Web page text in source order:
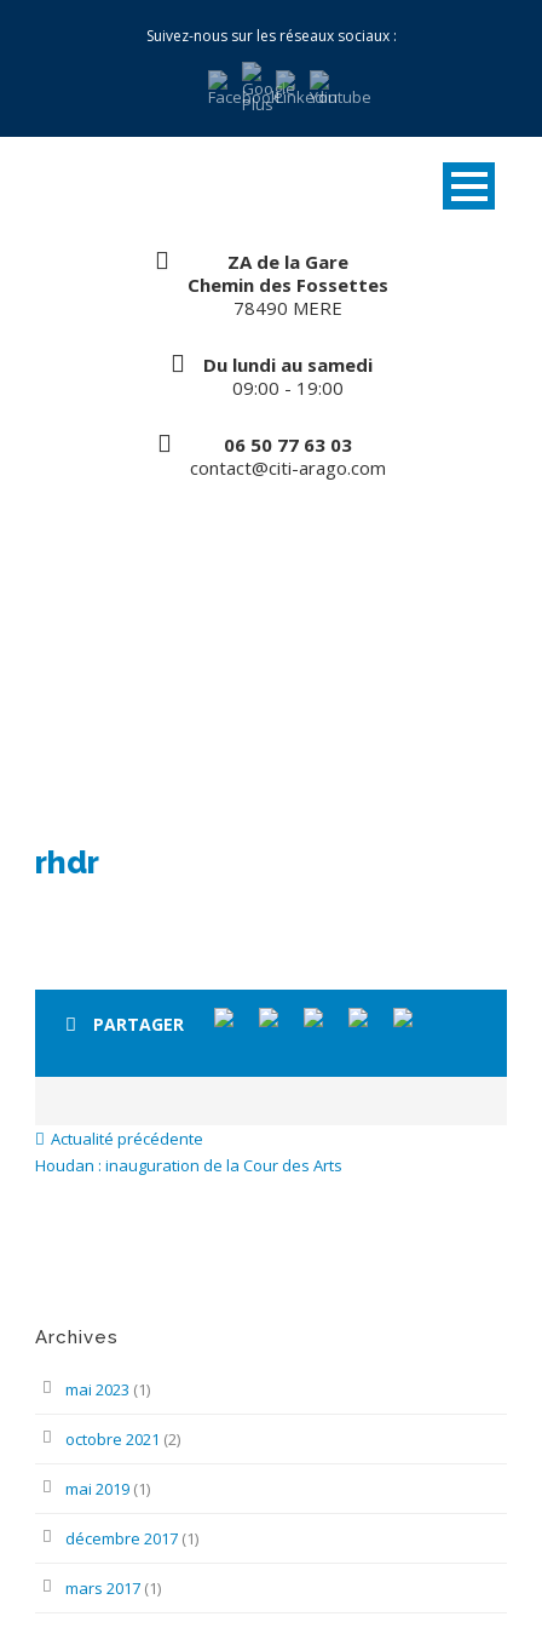
Suivez-nous sur les réseaux sociaux :
ZA de la Gare
Chemin des Fossettes
78490 MERE
Du lundi au samedi
09:00 - 19:00
06 50 77 63 03
contact@citi-arago.com
rhdr
PARTAGER
Actualité précédente
Houdan : inauguration de la Cour des Arts
Archives
mai 2023 (1)
octobre 2021 (2)
mai 2019 (1)
décembre 2017 (1)
mars 2017 (1)